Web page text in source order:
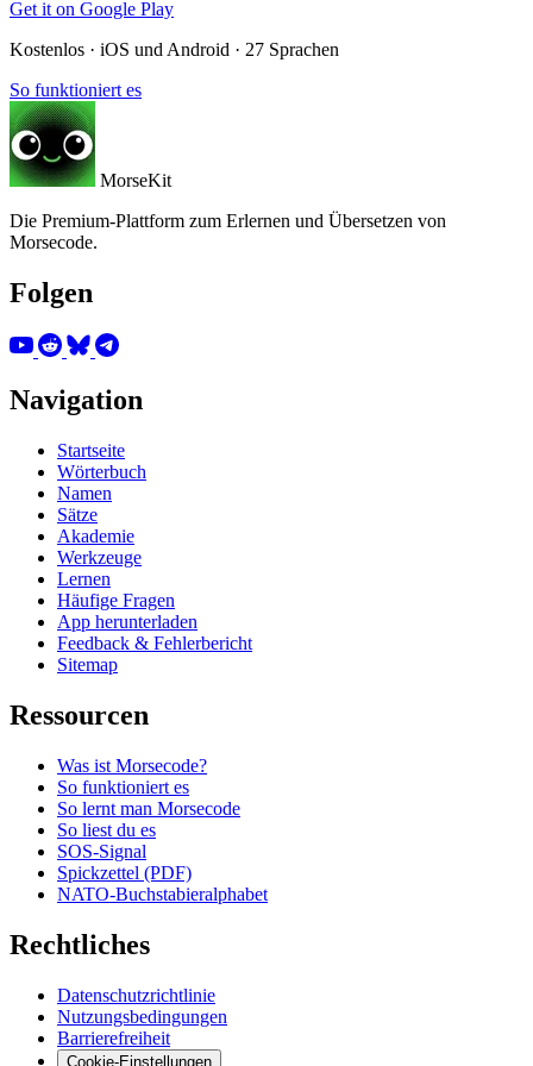
Get it on Google Play
Kostenlos · iOS und Android · 27 Sprachen
So funktioniert es
MorseKit
Die Premium-Plattform zum Erlernen und Übersetzen von
Morsecode.
Folgen
Navigation
Startseite
Wörterbuch
Namen
Sätze
Akademie
Werkzeuge
Lernen
Häufige Fragen
App herunterladen
Feedback & Fehlerbericht
Sitemap
Ressourcen
Was ist Morsecode?
So funktioniert es
So lernt man Morsecode
So liest du es
SOS-Signal
Spickzettel (PDF)
NATO-Buchstabieralphabet
Rechtliches
Datenschutzrichtlinie
Nutzungsbedingungen
Barrierefreiheit
Cookie-Einstellungen